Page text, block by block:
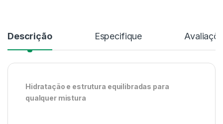
Descrição Especifique
Hidratação e estrutura equilibradas para
qualquer mistura